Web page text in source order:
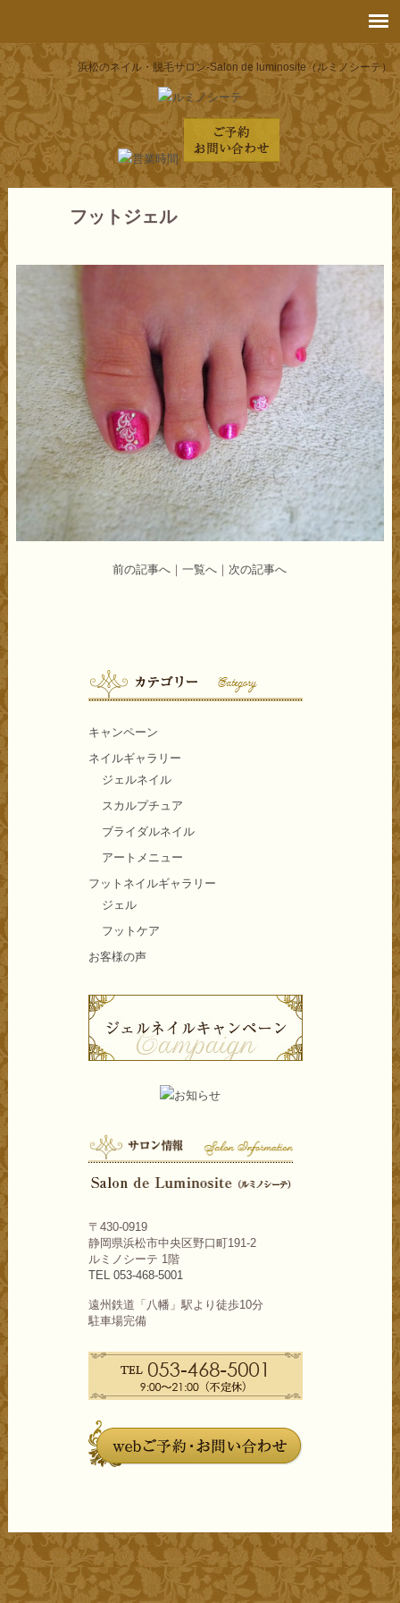
浜松のネイル・脱毛サロン-Salon de luminosite（ルミノシーテ）
フットジェル
前の記事へ ｜一覧へ ｜ 次の記事へ
キャンペーン
ネイルギャラリー
ジェルネイル
スカルプチュア
ブライダルネイル
アートメニュー
フットネイルギャラリー
ジェル
フットケア
お客様の声
〒430-0919
静岡県浜松市中央区野口町191-2
ルミノシーテ 1階
TEL 053-468-5001
遠州鉄道「八幡」駅より徒歩10分
駐車場完備